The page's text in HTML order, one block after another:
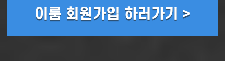
이룸 회원가입 하러가기 >